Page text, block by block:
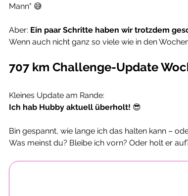
Mann" 😅
Aber: Ein paar Schritte haben wir trotzdem
Wenn auch nicht ganz so viele wie in den
707 km Challenge-Update
Kleines Update am Rande:
Ich hab Hubby aktuell überholt! 😎
Bin gespannt, wie lange ich das halten kann –
Was meinst du? Bleibe ich vorn? Oder holt er